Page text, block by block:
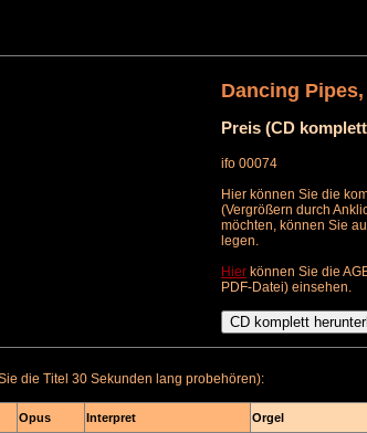
Dancing Pipes,
Preis (CD
ifo 00074
Hier können Sie die
(Vergrößern durch
möchten, können Sie
legen.
Hier können Sie die
PDF-Datei) einsehen.
die Titel 30 Sekunden lang probehören):
Opus Interpret Orgel